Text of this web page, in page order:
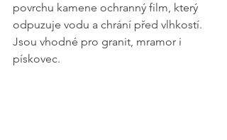
povrchu kamene ochranný film, který
odpuzuje vodu a chrání před vlhkostí.
Jsou vhodné pro granit, mramor i
pískovec.